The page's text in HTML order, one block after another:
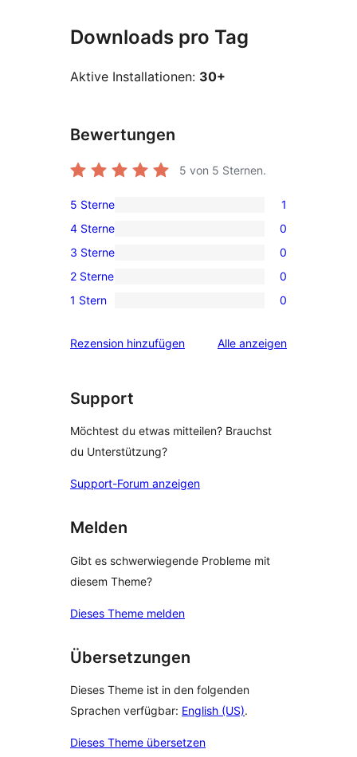
Downloads pro Tag
Aktive Installationen: 30+
Bewertungen
5 von 5 Sternen.
1 5-
Sterne-
Rezension
5 Sterne 1
0 4-
Sterne-
Rezensionen
4 Sterne 0
0 3-
Sterne-
Rezensionen
3 Sterne 0
0 2-
Sterne-
2 Sterne 0
0 1-
Rezensionen
1 Stern 0
Rezension hinzufügen Alle Rezensionen
anzeigen
Support
Möchtest du etwas mitteilen? Brauchst
du Unterstützung?
Support-Forum anzeigen
Melden
Gibt es schwerwiegende Probleme mit
diesem Theme?
Dieses Theme melden
Übersetzungen
Dieses Theme ist in den folgenden
Sprachen verfügbar: English (US).
Dieses Theme übersetzen